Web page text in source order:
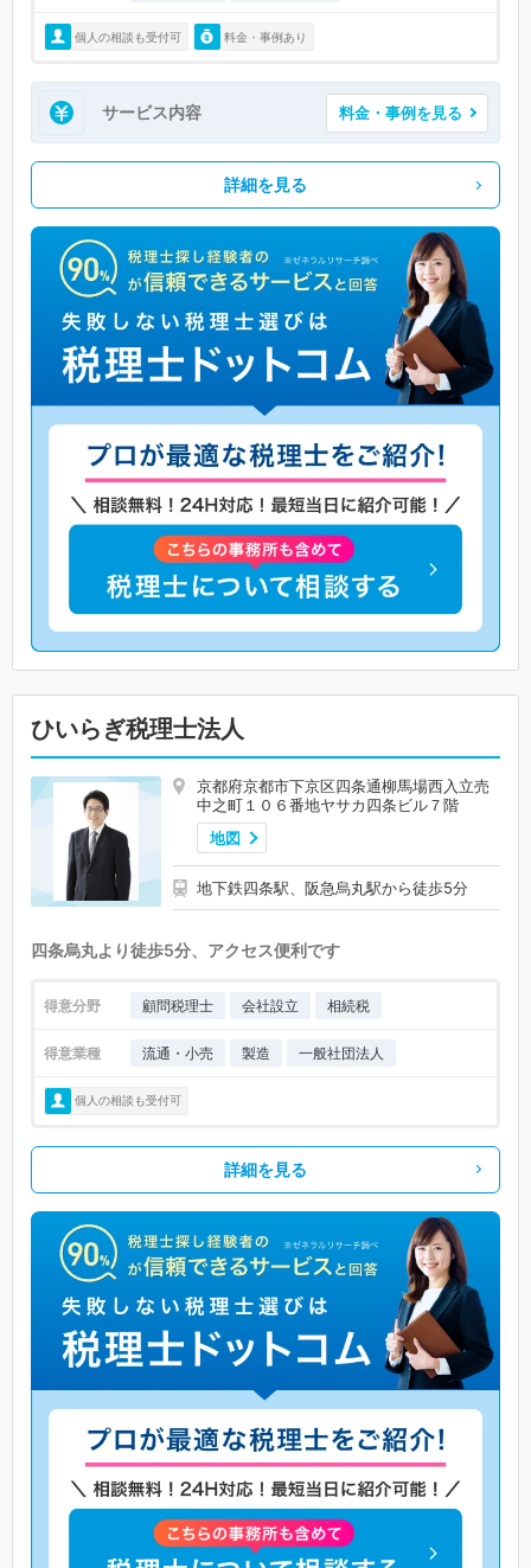
個人の相談も受付可 料金・事例あり
サービス内容 料金・事例を見る
詳細を見る
ひいらぎ税理士法人
京都府京都市下京区四条通柳馬場西入立売
中之町１０６番地ヤサカ四条ビル７階
地図
地下鉄四条駅、阪急烏丸駅から徒歩5分
四条烏丸より徒歩5分、アクセス便利です
得意分野 顧問税理士 会社設立 相続税
得意業種 流通・小売 製造 一般社団法人
個人の相談も受付可
詳細を見る